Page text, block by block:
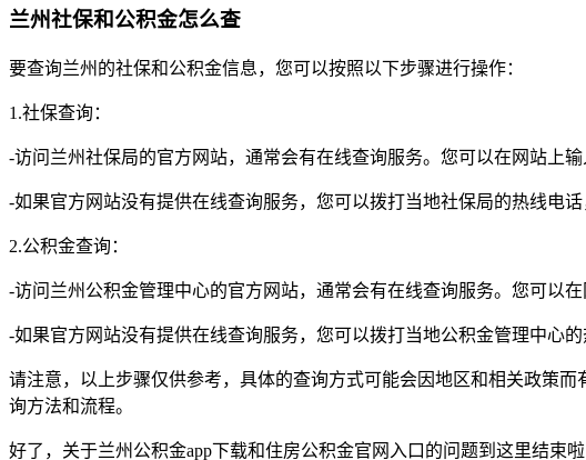
兰州社保和公积金怎么查
要查询兰州的社保和公积金信息，您可以按照以下步骤进行操作：
1.社保查询：
-访问兰州社保局的官方网站，通常会有在线查询服务。您可以在网站上
-如果官方网站没有提供在线查询服务，您可以拨打当地社保局的热线电
2.公积金查询：
-访问兰州公积金管理中心的官方网站，通常会有在线查询服务。您可以
-如果官方网站没有提供在线查询服务，您可以拨打当地公积金管理中心
请注意，以上步骤仅供参考，具体的查询方式可能会因地区和相关政策
询方法和流程。
好了，关于兰州公积金app下载和住房公积金官网入口的问题到这里结束